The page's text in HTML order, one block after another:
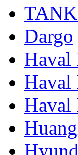
Dargo
Haval
Haval
Haval